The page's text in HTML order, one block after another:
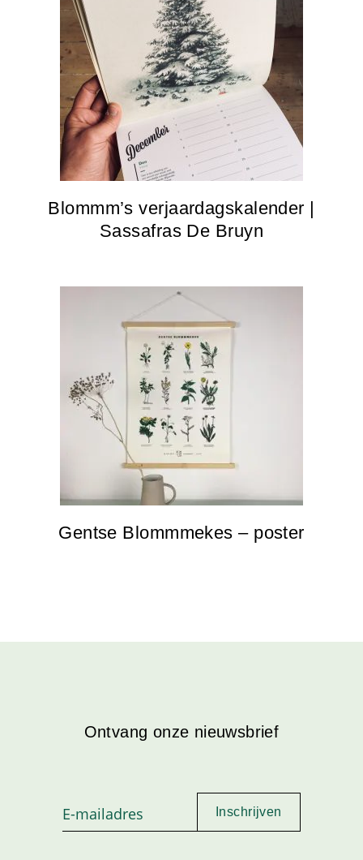
Blommm’s verjaardagskalender |
Sassafras De Bruyn
Gentse Blommmekes – poster
Ontvang onze nieuwsbrief